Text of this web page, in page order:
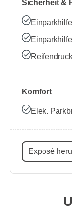
Sicherheit &
Komfort
Elek.
Exposé